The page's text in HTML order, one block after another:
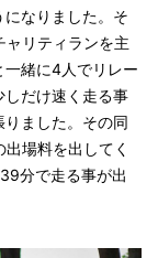
なりました。そ
リティランを主
緒に4人でリレー
しだけ速く走る事
ました。その同
場料を出してく
分で走る事が出